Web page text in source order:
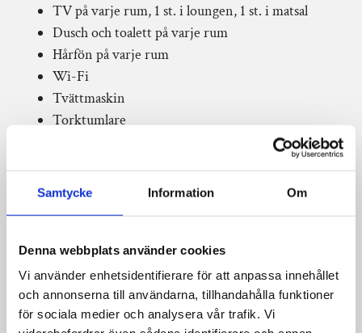
Samtycke Information Om
Denna webbplats använder cookies
Vi använder enhetsidentifierare för att anpassa innehållet
och annonserna till användarna, tillhandahålla funktioner
för sociala medier och analysera vår trafik. Vi
OFFERT
KONTAKT
TV på varje rum, 1 st. i loungen, 1 st. i matsal
Dusch och toalett på varje rum
Hårfön på varje rum
Wi-Fi
Tvättmaskin
Torktumlare
Brödrost
Kaffemaskin
Diskmaskin
Grillpaviljong med sittbänkar och bord under tak
Torr ved